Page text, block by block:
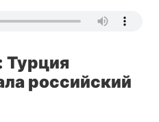
Турция
российский